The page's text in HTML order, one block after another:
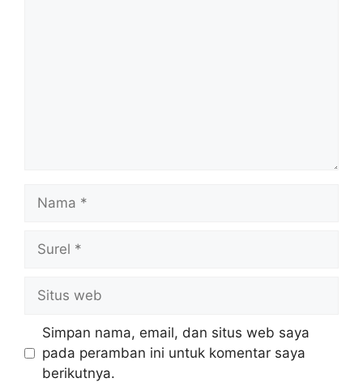
Nama
Surel
Situs
web
Simpan nama, email, dan situs web saya
pada peramban ini untuk komentar saya
berikutnya.